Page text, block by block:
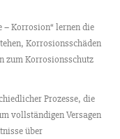
– Korrosion“ lernen die
Korrosionsschäden
zum Korrosionsschutz
Prozesse, die
vollständigen Versagen
über